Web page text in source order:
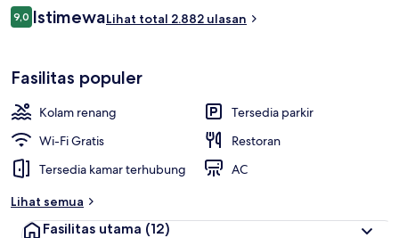
Ulasan
9,09,0 dari 10
IstimewaLihat total 2.882 ulasan
Fasilitas populer
Kolam renang
Tersedia parkir
Wi-Fi Gratis
Restoran
Tersedia kamar terhubung
AC
Lihat semua
Fasilitas utama (12)